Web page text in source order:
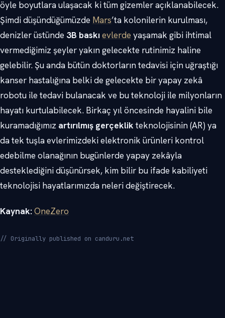
öyle boyutlara ulaşacak ki tüm gizemler açıklanabilecek.
Şimdi düşündüğümüzde Mars’ta kolonilerin kurulması,
denizler üstünde 3B baskıevlerde yaşamak gibi ihtimal
vermediğimiz şeyler yakın gelecekte rutinimiz haline
gelebilir. Şu anda bütün doktorların tedavisi için uğraştığı
kanser hastalığına belki de gelecekte bir yapay zekâ
robotu ile tedavi bulanacak ve bu teknoloji ile milyonların
hayatı kurtulabilecek. Birkaç yıl öncesinde hayalini bile
kuramadığımız artırılmış gerçeklik teknolojisinin (AR) ya
da tek tuşla evlerimizdeki elektronik ürünleri kontrol
edebilme olanağının bugünlerde yapay zekâyla
desteklediğini düşünürsek, kim bilir bu ifade kabiliyeti
teknolojisi hayatlarımızda neleri değiştirecek.
Kaynak:OneZero
// Originally published on canduru.net